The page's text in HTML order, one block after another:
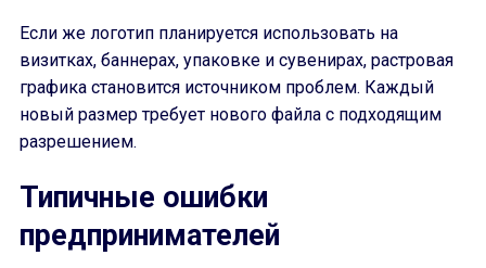
Если же логотип планируется использовать на
визитках, баннерах, упаковке и сувенирах, растровая
графика становится источником проблем. Каждый
новый размер требует нового файла с подходящим
разрешением.
Типичные ошибки
предпринимателей